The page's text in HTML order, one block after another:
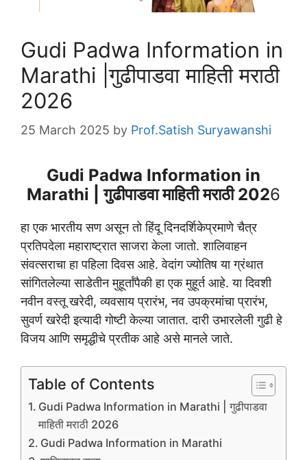
Gudi Padwa Information in
Marathi |गुढीपाडवा माहिती मराठी
2026
25 March 2025 by Prof.Satish Suryawanshi
Gudi Padwa Information in
Marathi | गुढीपाडवा माहिती मराठी 2026
हा एक भारतीय सण असून तो हिंदू दिनदर्शिकेप्रमाणे चैत्र
प्रतिपदेला महाराष्ट्रात साजरा केला जातो. शालिवाहन
संवत्सराचा हा पहिला दिवस आहे. वेदांग ज्योतिष या ग्रंथात
सांगितलेल्या साडेतीन मुहूर्तांपैकी हा एक मुहूर्त आहे. या दिवशी
नवीन वस्तू खरेदी, व्यवसाय प्रारंभ, नव उपक्रमांचा प्रारंभ,
सुवर्ण खरेदी इत्यादी गोष्टी केल्या जातात. दारी उभारलेली गुढी हे
विजय आणि समृद्धीचे प्रतीक आहे असे मानले जाते.
Table of Contents
Gudi Padwa Information in Marathi | गुढीपाडवा
माहिती मराठी 2026
Gudi Padwa Information in Marathi